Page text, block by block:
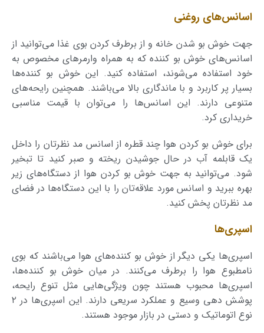
اسانس‌های روغنی
جهت خوش بو شدن خانه و از برطرف کردن بوی غذا می‌توانید از
اسانس‌های خوش بو کننده که به همراه وارمر‌های مخصوص به
خود استفاده می‌شوند، استفاده کنید. این خوش بو کننده‌ها
بسیار پر کاربرد و با ماندگاری بالا می‌باشند. همچنین رایحه‌های
متنوعی دارند. این اسانس‌ها را می‌توان با قیمت مناسبی
خریداری کرد.
برای خوش بو کردن هوا چند قطره از اسانس مد نظر‌تان را داخل
یک قابلمه آب در حال جوشیدن ریخته و صبر کنید تا تبخیر
شود. می‌توانید به جهت خوش بو کردن هوا از دستگاه‌های زیر
بهره ببرید و اسانس مورد علاقه‌تان را با این دستگاه‌ها در فضای
مد نظرتان پخش کنید.
اسپری‌ها
اسپری‌ها یکی دیگر از خوش بو کننده‌های هوا می‌باشند که بوی
نامطبوع هوا را برطرف می‌کنند. در میان خوش بو کننده‌ها،
اسپری‌ها محبوب هستند چون ویژگی‌هایی مثل تنوع رایحه،
پوشش دهی وسیع و عملکرد سریعی دارند. این اسپری‌ها در ۲
نوع اتوماتیک و دستی در بازار موجود هستند.